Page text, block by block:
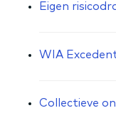
Eigen
WIA
Collectieve